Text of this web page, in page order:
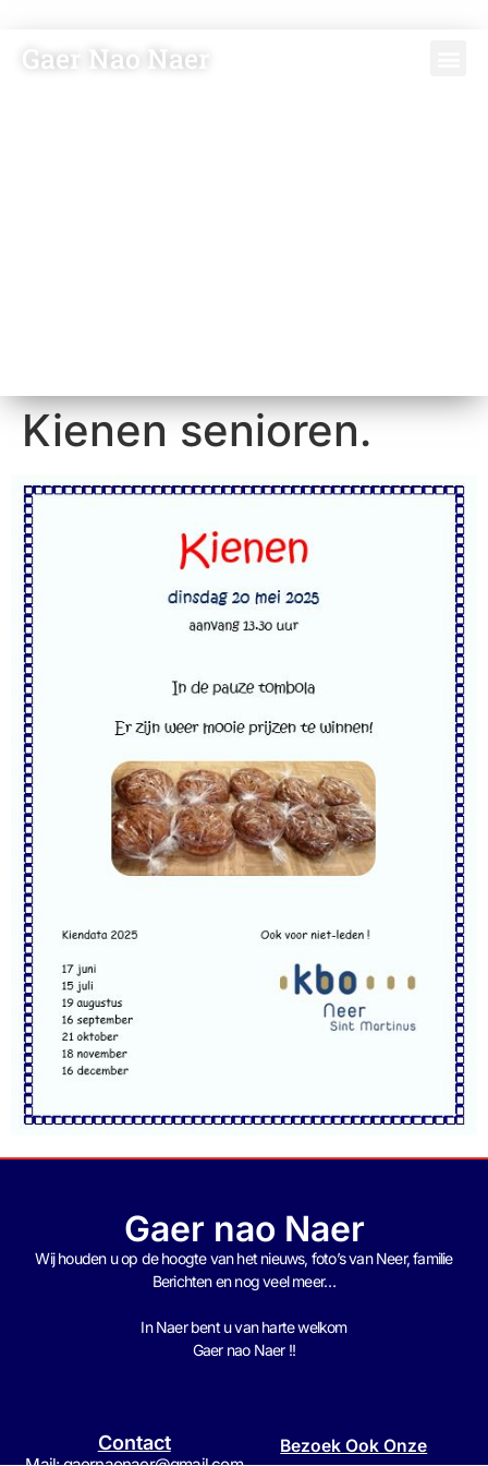
Gaer Nao Naer
Kienen senioren.
Gaer nao Naer
Wij houden u op de hoogte van het nieuws, foto’s van Neer, familie
Berichten en nog veel meer…
In Naer bent u van harte welkom
Gaer nao Naer !!
Contact
Bezoek Ook Onze